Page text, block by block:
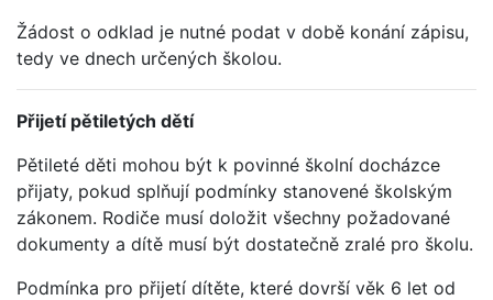
Žádost o odklad je nutné podat v době konání zápisu,
tedy ve dnech určených školou.
Přijetí pětiletých dětí
Pětileté děti mohou být k povinné školní docházce
přijaty, pokud splňují podmínky stanovené školským
zákonem. Rodiče musí doložit všechny požadované
dokumenty a dítě musí být dostatečně zralé pro školu.
Podmínka pro přijetí dítěte, které dovrší věk 6 let od